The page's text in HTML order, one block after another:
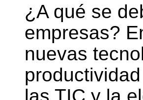
¿A qué se
empresas?
nuevas
las TIC y la